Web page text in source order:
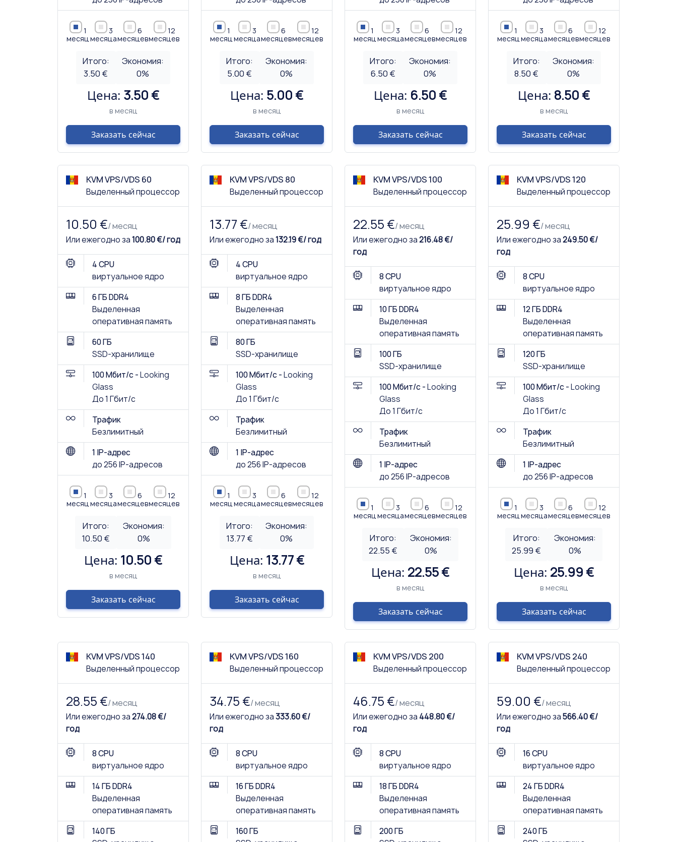
1
месяц
3
месяца
6
месяцев
12
месяцев
Итого:
3.50 €
Экономия:
0%
Цена: 3.50 €
в месяц
Заказать сейчас
1
месяц
3
месяца
6
месяцев
12
месяцев
Итого:
5.00 €
Экономия:
0%
Цена: 5.00 €
в месяц
Заказать сейчас
1
месяц
3
месяца
6
месяцев
12
месяцев
Итого:
6.50 €
Экономия:
0%
Цена: 6.50 €
в месяц
Заказать сейчас
1
месяц
3
месяца
6
месяцев
12
месяцев
Итого:
8.50 €
Экономия:
0%
Цена: 8.50 €
в месяц
Заказать сейчас
KVM VPS/VDS 60
Выделенный процессор
10.50 €/ месяц
Или ежегодно за100.80 €/ год
4 CPU
виртуальное ядро
6 ГБ DDR4
Выделенная
оперативная память
60 ГБ
SSD-хранилище
100 Мбит/с -Looking
Glass
До 1 Гбит/с
Трафик
Безлимитный
1 IP-адрес
до 256 IP-адресов
1
месяц
3
месяца
6
месяцев
12
месяцев
Итого:
10.50 €
Экономия:
0%
Цена: 10.50 €
в месяц
Заказать сейчас
KVM VPS/VDS 80
Выделенный процессор
13.77 €/ месяц
Или ежегодно за132.19 €/ год
4 CPU
виртуальное ядро
8 ГБ DDR4
Выделенная
оперативная память
80 ГБ
SSD-хранилище
100 Мбит/с -Looking
Glass
До 1 Гбит/с
Трафик
Безлимитный
1 IP-адрес
до 256 IP-адресов
1
месяц
3
месяца
6
месяцев
12
месяцев
Итого:
13.77 €
Экономия:
0%
Цена: 13.77 €
в месяц
Заказать сейчас
KVM VPS/VDS 100
Выделенный процессор
22.55 €/ месяц
Или ежегодно за216.48 €/
год
8 CPU
виртуальное ядро
10 ГБ DDR4
Выделенная
оперативная память
100 ГБ
SSD-хранилище
100 Мбит/с -Looking
Glass
До 1 Гбит/с
Трафик
Безлимитный
1 IP-адрес
до 256 IP-адресов
1
месяц
3
месяца
6
месяцев
12
месяцев
Итого:
22.55 €
Экономия:
0%
Цена: 22.55 €
в месяц
Заказать сейчас
KVM VPS/VDS 120
Выделенный процессор
25.99 €/ месяц
Или ежегодно за249.50 €/
год
8 CPU
виртуальное ядро
12 ГБ DDR4
Выделенная
оперативная память
120 ГБ
SSD-хранилище
100 Мбит/с -Looking
Glass
До 1 Гбит/с
Трафик
Безлимитный
1 IP-адрес
до 256 IP-адресов
1
месяц
3
месяца
6
месяцев
12
месяцев
Итого:
25.99 €
Экономия:
0%
Цена: 25.99 €
в месяц
Заказать сейчас
KVM VPS/VDS 140
Выделенный процессор
28.55 €/ месяц
Или ежегодно за274.08 €/
год
8 CPU
виртуальное ядро
14 ГБ DDR4
Выделенная
оперативная память
140 ГБ
KVM VPS/VDS 160
Выделенный процессор
34.75 €/ месяц
Или ежегодно за333.60 €/
год
8 CPU
виртуальное ядро
16 ГБ DDR4
Выделенная
оперативная память
160 ГБ
KVM VPS/VDS 200
Выделенный процессор
46.75 €/ месяц
Или ежегодно за 448.80 €/
год
8 CPU
виртуальное ядро
18 ГБ DDR4
Выделенная
оперативная память
200 ГБ
KVM VPS/VDS 240
Выделенный процессор
59.00 €/ месяц
Или ежегодно за566.40 €/
год
16 CPU
виртуальное ядро
24 ГБ DDR4
Выделенная
оперативная память
240 ГБ